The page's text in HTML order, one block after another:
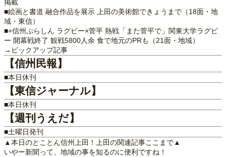
掲載
■絵画と書道 融合作品を展示 上田の美術館できょうまで（18面・地
域・東信）
■+信州ぷらしん ラグビー×菅平 熱戦「また菅平で」関東大学ラグビ
ー 開幕戦終了 観戦5800人余 食で地元のPRも（21面・地域）
→ピックアップ記事
【信州民報】
■本日休刊
【東信ジャーナル】
■本日休刊
【週刊うえだ】
■土曜日発刊
▲本日のとことん信州上田！上田の関連記事ここまで▲
いやー新聞って、地域の事を知るのに便利ですね！